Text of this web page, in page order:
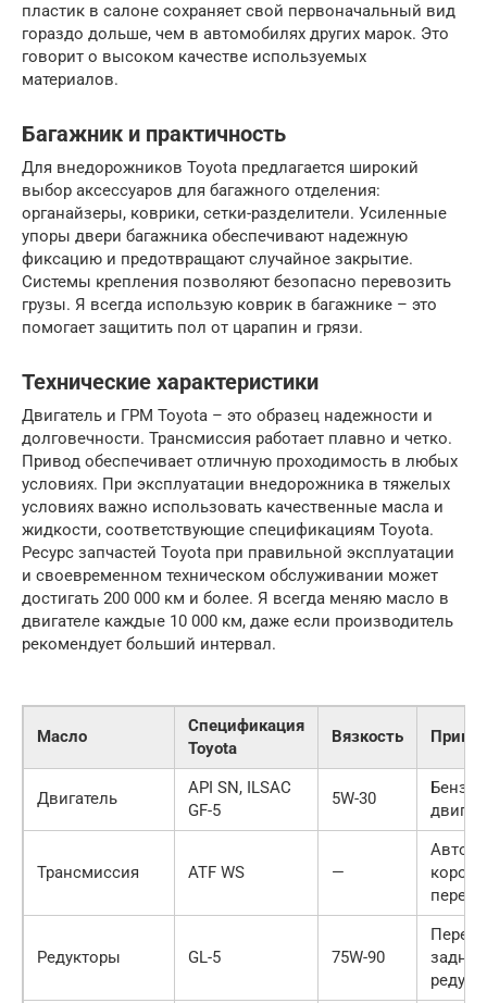
пластик в салоне сохраняет свой первоначальный вид
гораздо дольше, чем в автомобилях других марок. Это
говорит о высоком качестве используемых
материалов.
Багажник и практичность
Для внедорожников Toyota предлагается широкий
выбор аксессуаров для багажного отделения:
органайзеры, коврики, сетки-разделители. Усиленные
упоры двери багажника обеспечивают надежную
фиксацию и предотвращают случайное закрытие.
Системы крепления позволяют безопасно перевозить
грузы. Я всегда использую коврик в багажнике – это
помогает защитить пол от царапин и грязи.
Технические характеристики
Двигатель и ГРМ Toyota – это образец надежности и
долговечности. Трансмиссия работает плавно и четко.
Привод обеспечивает отличную проходимость в любых
условиях. При эксплуатации внедорожника в тяжелых
условиях важно использовать качественные масла и
жидкости, соответствующие спецификациям Toyota.
Ресурс запчастей Toyota при правильной эксплуатации
и своевременном техническом обслуживании может
достигать 200 000 км и более. Я всегда меняю масло в
двигателе каждые 10 000 км, даже если производитель
рекомендует больший интервал.
Масло
Спецификация
Toyota
Вязкость
Двигатель
API SN, ILSAC
GF-5
5W-30
Трансмиссия ATF WS —
Редукторы GL-5 75W-90
задний